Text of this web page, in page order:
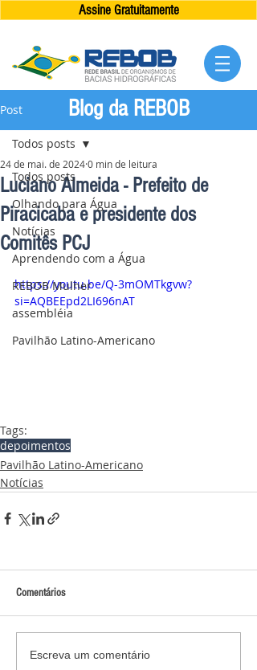
Assine Gratuitamente
Post
Todos posts
Olhando para Água
Notícias
Aprendendo com a Água
REBOB Mulher
assembléia
Pavilhão Latino-Americano
Todos posts
Luciano Almeida - Prefeito de
Piracicaba e presidente dos
Comitês PCJ
24 de mai. de 20240 min de leitura
https://youtu.be/Q-3mOMTkgvw?
si=AQBEEpd2LI696nAT
Tags:
depoimentos
Pavilhão Latino-Americano
Notícias
Comentários
Escreva um comentário
Blog da REBOB